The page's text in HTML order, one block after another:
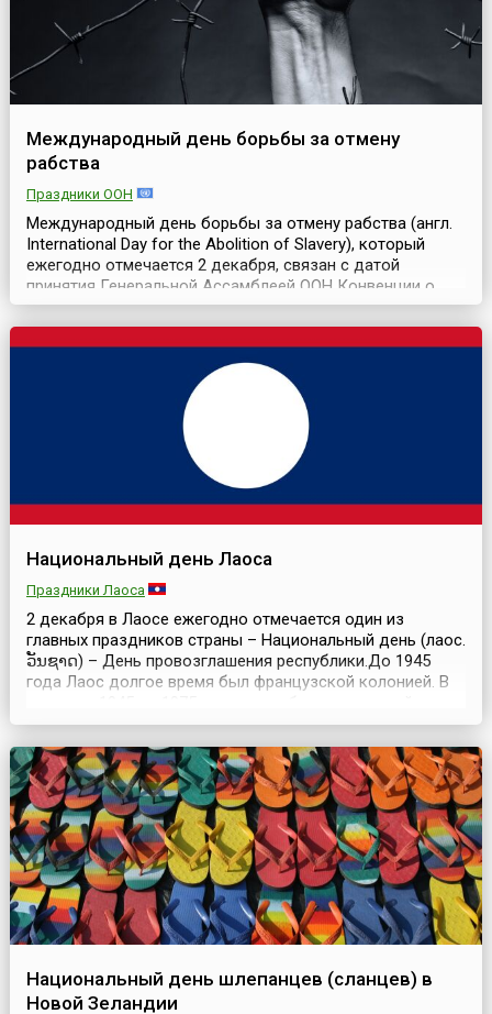
Международный день борьбы за отмену
рабства
Праздники ООН
Международный день борьбы за отмену рабства (англ.
International Day for the Abolition of Slavery), который
ежегодно отмечается 2 декабря, связан с датой
принятия Генеральной Ассамблеей ООН Конвенции о
борьбе с торговлей людьми и с эксплуатацией
проституции третьими лицами (резолюция 317 (IV) от 2
декабря 1949 года).Борьба с рабством в мире ведется
со дня его возникновения. Рабство и работорго...
Национальный день Лаоса
Праздники Лаоса
2 декабря в Лаосе ежегодно отмечается один из
главных праздников страны – Национальный день (лаос.
ວັນຊາດ) – День провозглашения республики.До 1945
года Лаос долгое время был французской колонией. В
Однако продолжительная гражданская война привела к
политическому и экономическому кризису. 2 декабря
1975 года король Лаоса Саванг Ватхана отрекся о...
Национальный день шлепанцев (сланцев) в
Новой Зеландии